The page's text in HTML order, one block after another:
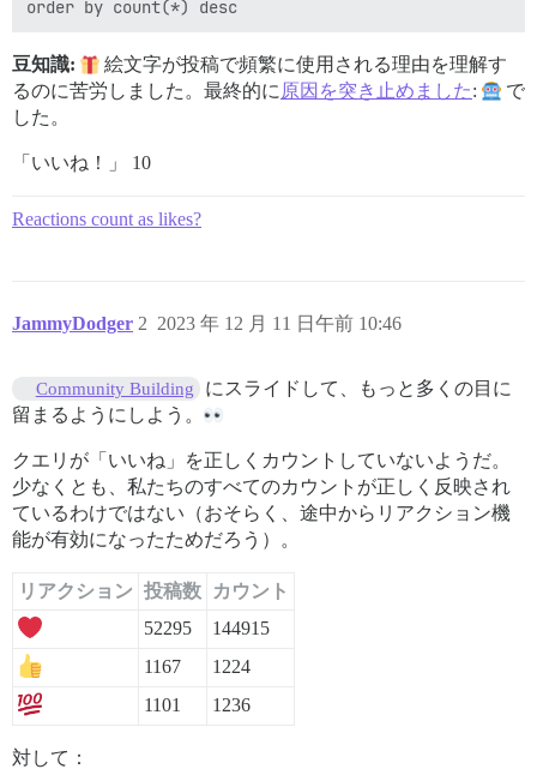
豆知識:
絵文字が投稿で頻繁に使用される理由を理解す
るのに苦労しました。最終的に 原因を突き止めました:
で
した。
「いいね！」 10
Reactions count as likes?
JammyDodger 2023 年 12 月 11 日午前 10:46
2
Community Building
にスライドして、もっと多くの目に
留まるようにしよう。
クエリが「いいね」を正しくカウントしていないようだ。
少なくとも、私たちのすべてのカウントが正しく反映され
ているわけではない（おそらく、途中からリアクション機
能が有効になったためだろう）。
リアクション 投稿数
カウント
52295
144915
1167
1224
1101
1236
対して：